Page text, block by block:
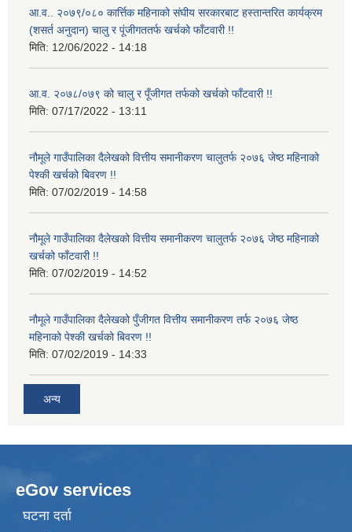
आ.व.. २०७९/०८० कार्त्तिक महिनाको संघीय सरकारबाट हस्तान्तरित कार्यक्रम
(शसर्त अनुदान) चालु र पूंजीगततर्फ खर्चको फाँटवारी !!
मिति: 12/06/2022 - 14:18
आ.व. २०७८/०७९ को चालु र पूँजीगत तर्फको खर्चको फाँटवारी !!
मिति: 07/17/2022 - 13:11
नौमूले गाउँपालिका दैलेखको वित्तीय समानीकरण चालुतर्फ २०७६ जेष्ठ महिनाको
पेश्की खर्चको बिवरण !!
मिति: 07/02/2019 - 14:58
नौमूले गाउँपालिका दैलेखको वित्तीय समानीकरण चालुतर्फ २०७६ जेष्ठ महिनाको
खर्चको फाँटवारी !!
मिति: 07/02/2019 - 14:52
नौमूले गाउँपालिका दैलेखको पुँजीगत वित्तीय समानीकरण तर्फ २०७६ जेष्ठ
महिनाको पेश्की खर्चको बिवरण !!
मिति: 07/02/2019 - 14:33
अन्य
eGov services
घटना दर्ता